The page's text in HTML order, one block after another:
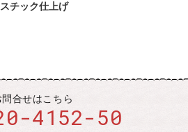
チック仕上げ
問合せはこちら
4152-50